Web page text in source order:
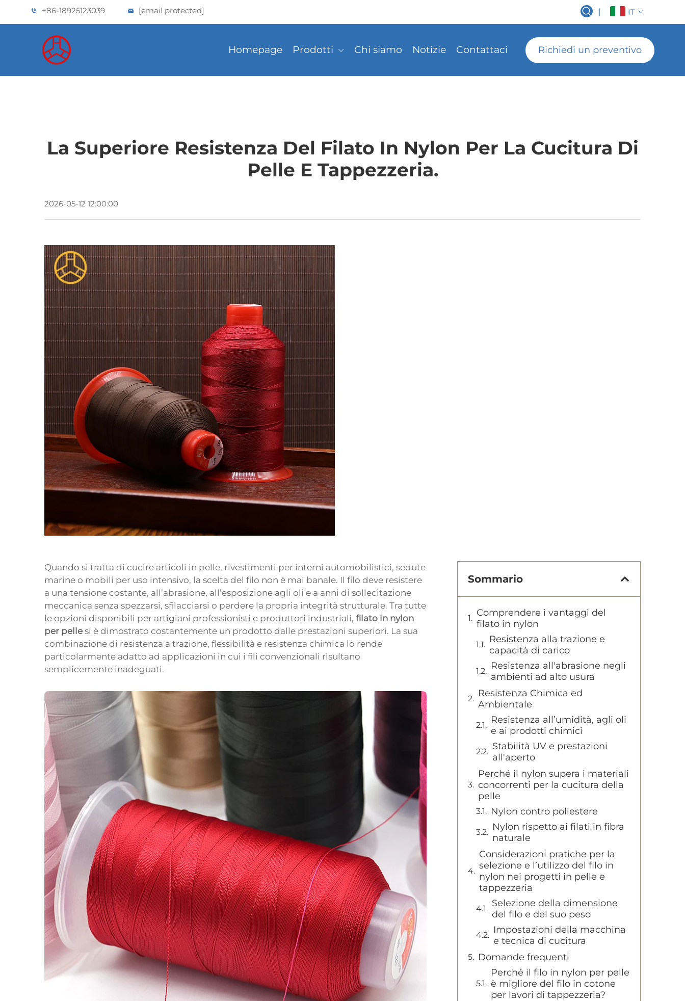
+86-18925123039 [email protected] | IT
Homepage Prodotti Chi siamo Notizie Contattaci Richiedi un preventivo
La Superiore Resistenza Del Filato In Nylon Per La Cucitura Di
Pelle E Tappezzeria.
2026-05-12 12:00:00
Quando si tratta di cucire articoli in pelle, rivestimenti per interni automobilistici, sedute
marine o mobili per uso intensivo, la scelta del filo non è mai banale. Il filo deve resistere
a una tensione costante, all’abrasione, all’esposizione agli oli e a anni di sollecitazione
meccanica senza spezzarsi, sfilacciarsi o perdere la propria integrità strutturale. Tra tutte
le opzioni disponibili per artigiani professionisti e produttori industriali, filato in nylon
per pelle si è dimostrato costantemente un prodotto dalle prestazioni superiori. La sua
combinazione di resistenza a trazione, flessibilità e resistenza chimica lo rende
particolarmente adatto ad applicazioni in cui i fili convenzionali risultano
semplicemente inadeguati.
Sommario
Comprendere i vantaggi del
filato in nylon
Resistenza alla trazione e
capacità di carico
Resistenza all'abrasione negli
ambienti ad alto usura
Resistenza Chimica ed
Ambientale
Resistenza all’umidità, agli oli
e ai prodotti chimici
Stabilità UV e prestazioni
all'aperto
Perché il nylon supera i materiali
concorrenti per la cucitura della
pelle
Nylon contro poliestere
Nylon rispetto ai filati in fibra
naturale
Considerazioni pratiche per la
selezione e l’utilizzo del filo in
nylon nei progetti in pelle e
tappezzeria
Selezione della dimensione
del filo e del suo peso
Impostazioni della macchina
e tecnica di cucitura
Domande frequenti
Perché il filo in nylon per pelle
è migliore del filo in cotone
per lavori di tappezzeria?